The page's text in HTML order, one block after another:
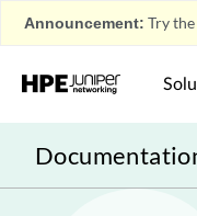
Announcement: Try the